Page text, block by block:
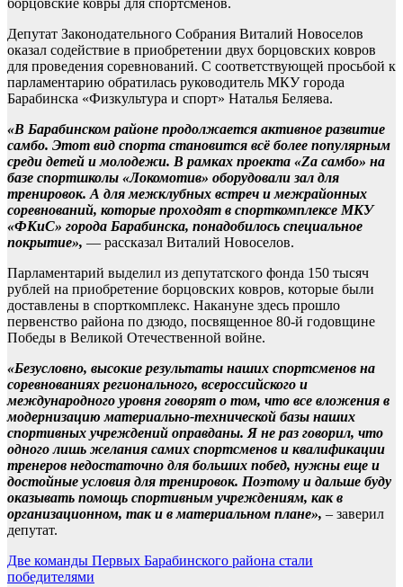
Депутат Законодательного Собрания Виталий Новоселов
оказал содействие в приобретении двух борцовских ковров
для проведения соревнований. С соответствующей просьбой к
парламентарию обратилась руководитель МКУ города
Барабинска «Физкультура и спорт» Наталья Беляева.
«В Барабинском районе продолжается активное развитие
самбо. Этот вид спорта становится всё более популярным
среди детей и молодежи. В рамках проекта «Zа самбо» на
базе спортшколы «Локомотив» оборудовали зал для
тренировок. А для межклубных встреч и межрайонных
соревнований, которые проходят в спорткомплексе МКУ
«ФКиС» города Барабинска, понадобилось специальное
покрытие», — рассказал Виталий Новоселов.
Парламентарий выделил из депутатского фонда 150 тысяч
рублей на приобретение борцовских ковров, которые были
доставлены в спорткомплекс. Накануне здесь прошло
первенство района по дзюдо, посвященное 80-й годовщине
Победы в Великой Отечественной войне.
«Безусловно, высокие результаты наших спортсменов на
соревнованиях регионального, всероссийского и
международного уровня говорят о том, что все вложения в
модернизацию материально-технической базы наших
спортивных учреждений оправданы. Я не раз говорил, что
одного лишь желания самих спортсменов и квалификации
тренеров недостаточно для больших побед, нужны еще и
достойные условия для тренировок. Поэтому и дальше буду
оказывать помощь спортивным учреждениям, как в
организационном, так и в материальном плане», – заверил
депутат.
Навигация
Две команды Первых Барабинского района стали
победителями